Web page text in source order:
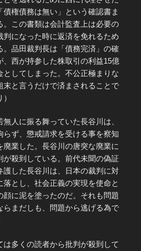
権債務は無い」という確認書ま
。この書類は会計監査上は必要の
判になった時に返済を免れるため
。品田裁判長は「債務完済」の確
、西が持参した株取引の利益15億
としてしまった。不公正極まりな
末と言うだけで済まされることで
人に振る舞っていた長谷川は、
らず、懲戒請求を受ける事を察知
廃業した。長谷川の唐突な廃業に
が殺到している。前代未聞の偽証
護した長谷川は、日本の裁判に対
とし、社会正義の実現を使命と
顔に泥を塗ったのだ。それも問題
らまだしも、問題から逃げる為で
は多くの読者から批判が殺到して